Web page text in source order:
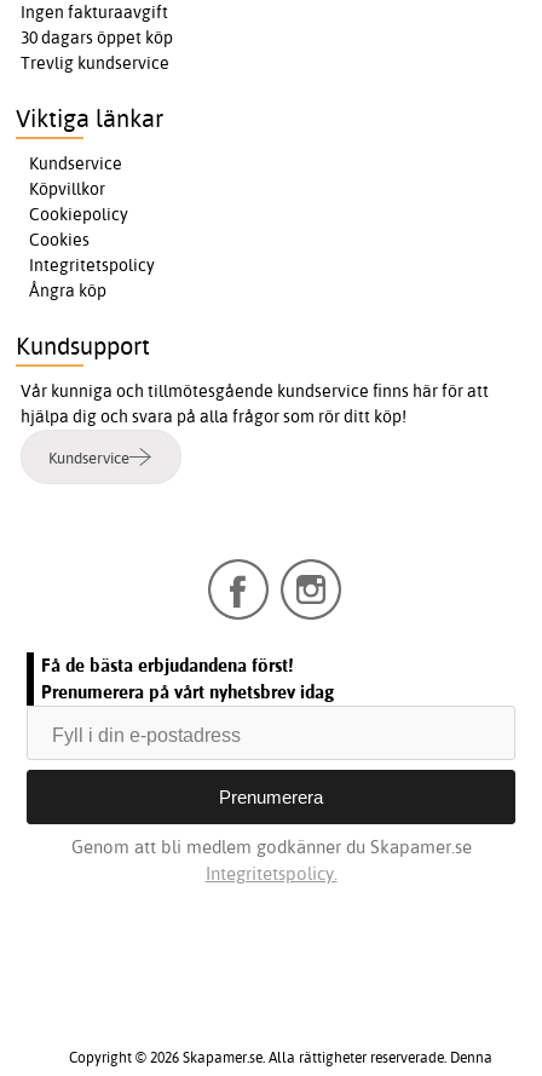
Ingen fakturaavgift
30 dagars öppet köp
Trevlig kundservice
Viktiga länkar
Kundservice
Köpvillkor
Cookiepolicy
Cookies
Integritetspolicy
Ångra köp
Kundsupport
Vår kunniga och tillmötesgående kundservice finns här för att
hjälpa dig och svara på alla frågor som rör ditt köp!
Kundservice
Få de bästa erbjudandena först!
Prenumerera på vårt nyhetsbrev idag
Genom att bli medlem godkänner du Skapamer.se
Integritetspolicy.
Copyright © 2026 Skapamer.se. Alla rättigheter reserverade. Denna